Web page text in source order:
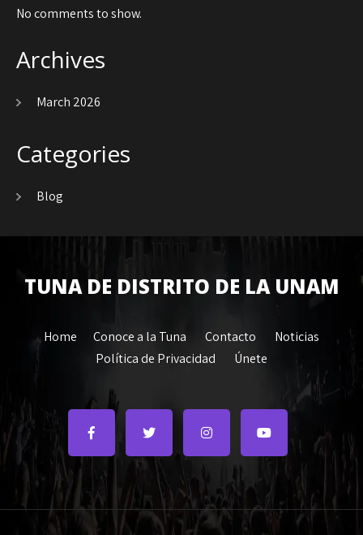
No comments to show.
Archives
March 2026
Categories
Blog
TUNA DE DISTRITO DE LA UNAM
Home Conoce a la Tuna Contacto
Noticias
Política de Privacidad
Únete